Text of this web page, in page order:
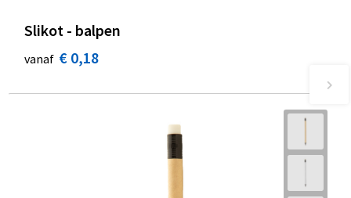
Slikot - balpen
vanaf € 0,18